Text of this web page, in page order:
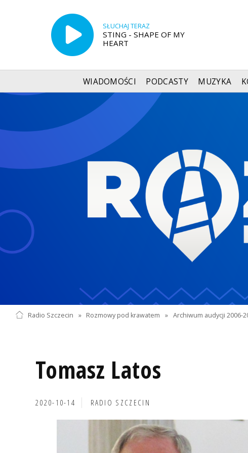
SŁUCHAJ TERAZ
STING - SHAPE OF MY
HEART
WIADOMOŚCI PODCASTY MUZYKA
Radio Szczecin » Rozmowy pod krawatem » Archiwum audycji 2006-
Tomasz Latos
2020-10-14 RADIO SZCZECIN